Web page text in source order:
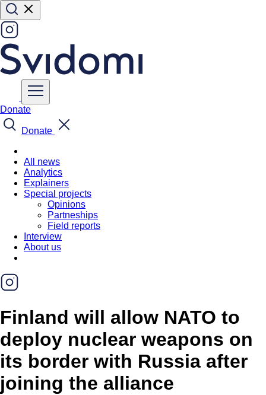
Donate
Donate
All news
Analytics
Explainers
Special projects
Opinions
Partneships
Field reports
Interview
About us
Finland will allow NATO to
deploy nuclear weapons on
its border with Russia after
joining the alliance